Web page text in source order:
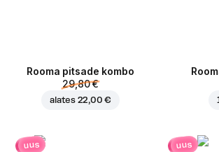
Rooma pitsade kombo
29,80 €
alates 22,00 €
uus uus